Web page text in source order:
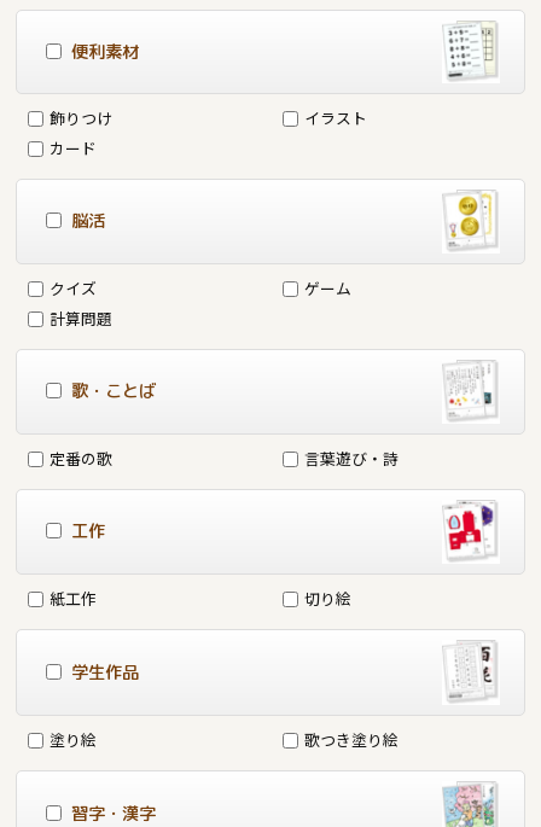
便利素材
飾りつけ
イラスト
カード
脳活
クイズ
ゲーム
計算問題
歌・ことば
定番の歌 言葉遊び・詩
工作
紙工作 切り絵
学生作品
塗り絵 歌つき塗り絵
習字・漢字